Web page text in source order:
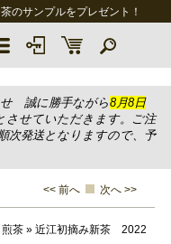
のサンプルをプレゼント！
せ 誠に勝手ながら8月8日
させていただきます。ご注
次発送となりますので、予
<< 前へ 次へ >>
煎茶» 近江初摘み新茶 2022